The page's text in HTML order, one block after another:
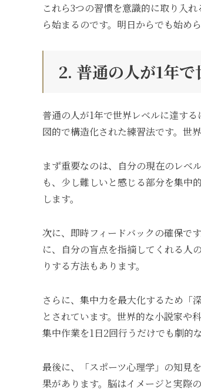
これら3つの習慣を意識的に取り入
ら始まるのです。明日からでも始め
2. 普通の人が1年
普通の人が1年で世界レベルに達す
図的で構造化された練習法です。世
まず重要なのは、自分の現在のレベ
も、少し難しいと感じる部分を集中
します。
次に、即時フィードバックの確保で
に、自分の盲点を指摘してくれる人
りする方法もあります。
さらに、集中力を最大化するため「
とされています。世界的な小説家や
集中作業を1日2回行うだけでも劇的
最後に、「スポーツ心理学」の知見
果があります。脳はイメージと実際